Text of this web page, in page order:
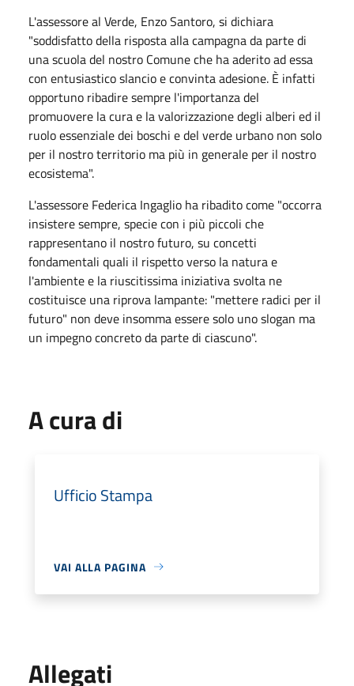
L'assessore al Verde, Enzo Santoro, si dichiara
"soddisfatto della risposta alla campagna da parte di
una scuola del nostro Comune che ha aderito ad essa
con entusiastico slancio e convinta adesione. È infatti
opportuno ribadire sempre l'importanza del
promuovere la cura e la valorizzazione degli alberi ed il
ruolo essenziale dei boschi e del verde urbano non solo
per il nostro territorio ma più in generale per il nostro
ecosistema".
L'assessore Federica Ingaglio ha ribadito come "occorra
insistere sempre, specie con i più piccoli che
rappresentano il nostro futuro, su concetti
fondamentali quali il rispetto verso la natura e
l'ambiente e la riuscitissima iniziativa svolta ne
costituisce una riprova lampante: "mettere radici per il
futuro" non deve insomma essere solo uno slogan ma
un impegno concreto da parte di ciascuno".
A cura di
Ufficio Stampa
VAI ALLA PAGINA
Allegati